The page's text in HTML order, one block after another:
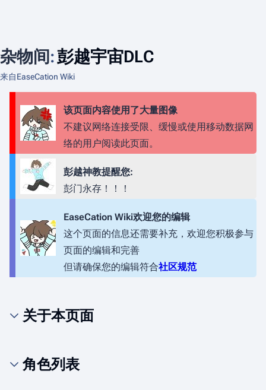
杂物间:彭越宇宙DLC
来自EaseCation Wiki
该页面内容使用了大量图像
不建议网络连接受限、缓慢或使用移动数据网
络的用户阅读此页面。
彭越神教提醒您:
彭门永存！！！
EaseCation Wiki欢迎您的编辑
这个页面的信息还需要补充，欢迎您积极参与
页面的编辑和完善
但请确保您的编辑符合社区规范
关于本页面
角色列表